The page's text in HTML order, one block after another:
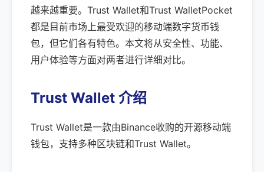
越来越重要。Trust Wallet和Trust WalletPocket
都是目前市场上最受欢迎的移动端数字货币钱
包，但它们各有特色。本文将从安全性、功能、
用户体验等方面对两者进行详细对比。
Trust Wallet 介绍
Trust Wallet是一款由Binance收购的开源移动端
钱包，支持多种区块链和Trust Wallet。